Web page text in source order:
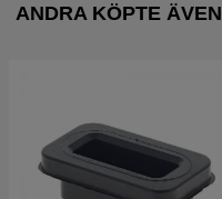
ANDRA KÖPTE ÄVEN